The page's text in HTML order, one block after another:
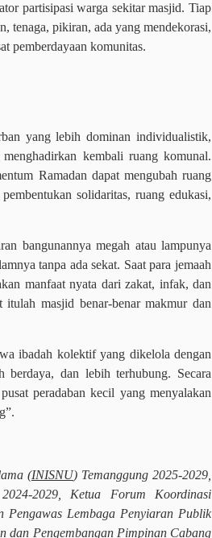
partisipasi warga sekitar masjid. Tiap
tenaga, pikiran, ada yang mendekorasi,
pemberdayaan komunitas.
yang lebih dominan individualistik,
kembali ruang komunal.
Ramadan dapat mengubah ruang
solidaritas, ruang edukasi,
bangunannya megah atau lampunya
tanpa ada sekat. Saat para jemaah
manfaat nyata dari zakat, infak, dan
itulah masjid benar-benar makmur dan
ibadah kolektif yang dikelola dengan
dan lebih terhubung. Secara
peradaban kecil yang menyalakan
(INISNU) Temanggung 2025-2029,
2029, Ketua Forum Koordinasi
Pengawas Lembaga Penyiaran Publik
dan Pengembangan Pimpinan Cabang